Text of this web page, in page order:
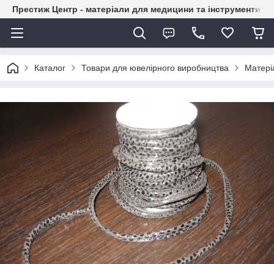
Престиж Центр - матеріали для медицини та інструменти
Каталог Товари для ювелірного виробництва